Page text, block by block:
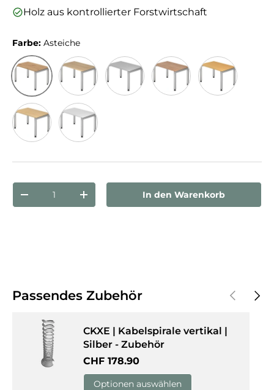
Holz aus kontrollierter Forstwirtschaft
Farbe: Asteiche
Asteiche Eiche
Anzahl
Menge verringernMenge erhöhenIn den Warenkorb
Passendes Zubehör Vorherige
CKXE | Kabelspirale vertikal |
Silber - Zubehör
Normaler Preis
CHF 178.90
Optionen auswählen